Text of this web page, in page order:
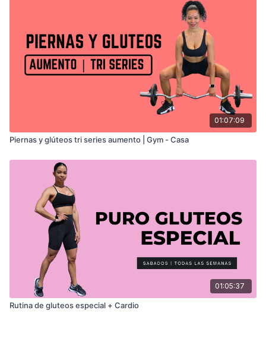
01:07:09
Piernas y glúteos tri series aumento | Gym - Casa
01:05:37
Rutina de gluteos especial + Cardio